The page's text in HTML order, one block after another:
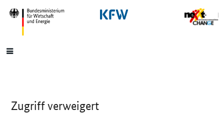
SrOnlyNavigation
Hauptmenü
Zugriff verweigert